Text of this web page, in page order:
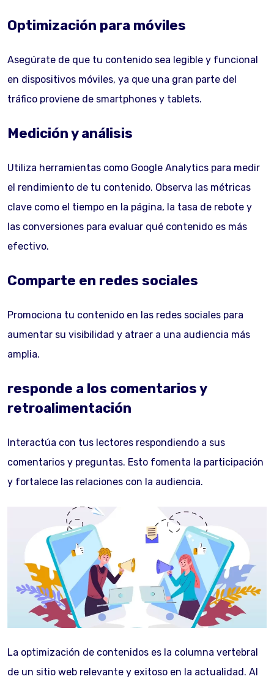
Optimización para móviles
Asegúrate de que tu contenido sea legible y funcional
en dispositivos móviles, ya que una gran parte del
tráfico proviene de smartphones y tablets.
Medición y análisis
Utiliza herramientas como Google Analytics para medir
el rendimiento de tu contenido. Observa las métricas
clave como el tiempo en la página, la tasa de rebote y
las conversiones para evaluar qué contenido es más
efectivo.
Comparte en redes sociales
Promociona tu contenido en las redes sociales para
aumentar su visibilidad y atraer a una audiencia más
amplia.
responde a los comentarios y
retroalimentación
Interactúa con tus lectores respondiendo a sus
comentarios y preguntas. Esto fomenta la participación
y fortalece las relaciones con la audiencia.
La optimización de contenidos es la columna vertebral
de un sitio web relevante y exitoso en la actualidad. Al